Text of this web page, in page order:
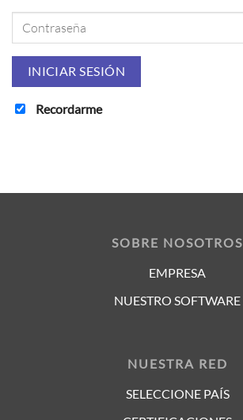
Recordarme
SOBRE NOSOTROS
EMPRESA
NUESTRO SOFTWARE
NUESTRA RED
SELECCIONE PAÍS